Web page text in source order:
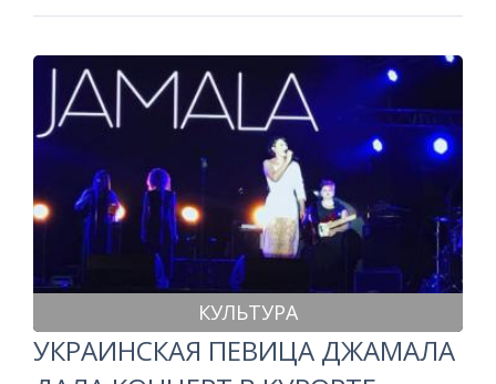
КУЛЬТУРА
УКРАИНСКАЯ ПЕВИЦА ДЖАМАЛА